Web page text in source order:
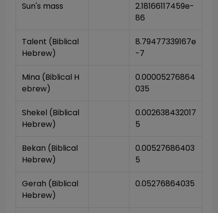
Sun's mass
2.18166117459e-
86
Talent (Biblical
Hebrew)
8.79477339167e
-7
Mina (Biblical H
ebrew)
0.00005276864
035
Shekel (Biblical
Hebrew)
0.002638432017
5
Bekan (Biblical
Hebrew)
0.00527686403
5
Gerah (Biblical
Hebrew)
0.05276864035